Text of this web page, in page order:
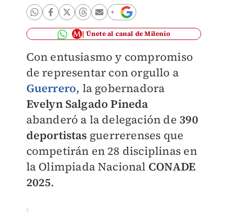
Únete al canal de Milenio
Con entusiasmo y compromiso
de representar con orgullo a
Guerrero, la gobernadora
Evelyn Salgado Pineda
abanderó a la delegación de 390
deportistas guerrerenses que
competirán en 28 disciplinas en
la Olimpiada Nacional CONADE
2025.